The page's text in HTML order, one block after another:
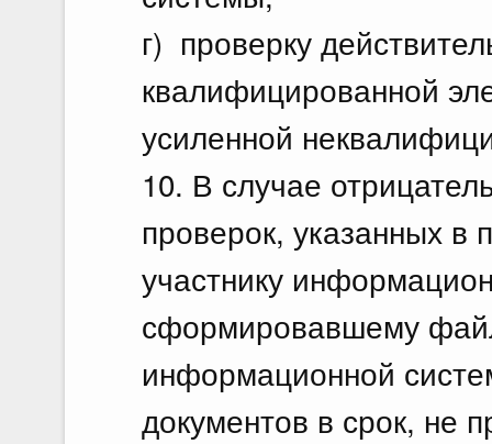
г) проверку
квалифицированной
усиленной
10. В случае
проверок, указанных в
участнику
сформировавшему
информационной
документов в срок, не